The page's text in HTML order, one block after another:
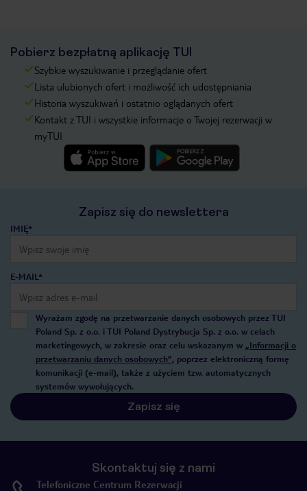
Pobierz bezpłatną aplikację TUI
Szybkie wyszukiwanie i przeglądanie ofert
Lista ulubionych ofert i możliwość ich udostępniania
Historia wyszukiwań i ostatnio oglądanych ofert
Kontakt z TUI i wszystkie informacje o Twojej rezerwacji w
myTUI
Zapisz się do newslettera
IMIĘ*
E-MAIL*
Wyrażam zgodę na przetwarzanie danych osobowych przez TUI
Poland Sp. z o.o. i TUI Poland Dystrybucja Sp. z o.o. w celach
marketingowych, w zakresie oraz celu wskazanym w „Informacji o
przetwarzaniu danych osobowych”, poprzez elektroniczną formę
komunikacji (e-mail), także z użyciem tzw. automatycznych
systemów wywołujących.
Zapisz się
Skontaktuj się z nami
Telefoniczne Centrum Rezerwacji